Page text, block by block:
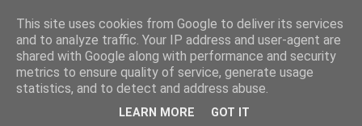
This site uses cookies from Google to deliver its services
and to analyze traffic. Your IP address and user-agent are
shared with Google along with performance and security
metrics to ensure quality of service, generate usage
statistics, and to detect and address abuse.
LEARN MORE GOT IT